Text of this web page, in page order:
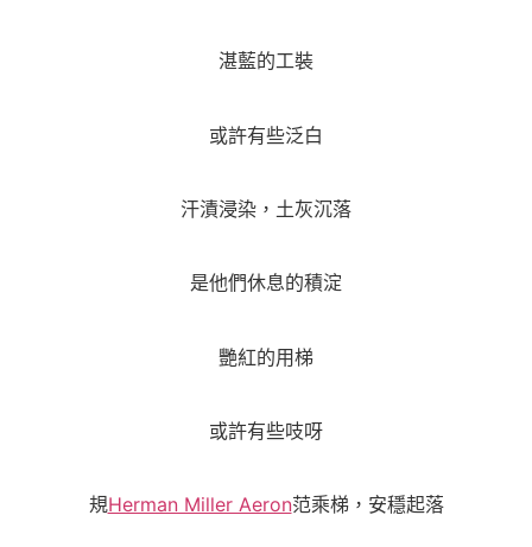
湛藍的工裝
或許有些泛白
汗漬浸染，土灰沉落
是他們休息的積淀
艷紅的用梯
或許有些吱呀
規Herman Miller Aeron范乘梯，安穩起落